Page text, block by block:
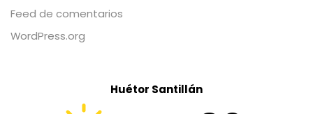
Feed de comentarios
WordPress.org
Huétor Santillán